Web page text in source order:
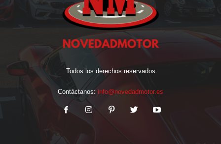
Todos los derechos reservados
Contáctanos: info@novedadmotor.es